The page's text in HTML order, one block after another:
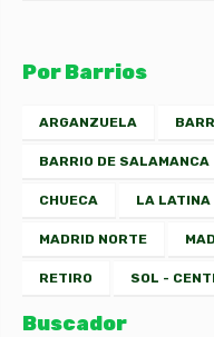
Por Barrios
ARGANZUELA
BARRIO DE SALAMANCA
CHUECA LA LATINA
MADRID NORTE
RETIRO SOL -
Buscador